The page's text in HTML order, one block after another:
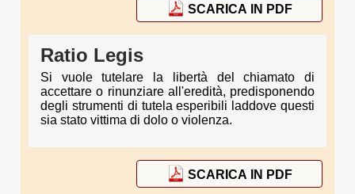
SCARICA IN PDF
Ratio Legis
Si vuole tutelare la libertà del chiamato di
accettare o rinunziare all'eredità, predisponendo
degli strumenti di tutela esperibili laddove questi
sia stato vittima di dolo o violenza.
SCARICA IN PDF